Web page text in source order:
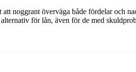
noggrant överväga både fördelar och
för lån, även för de med